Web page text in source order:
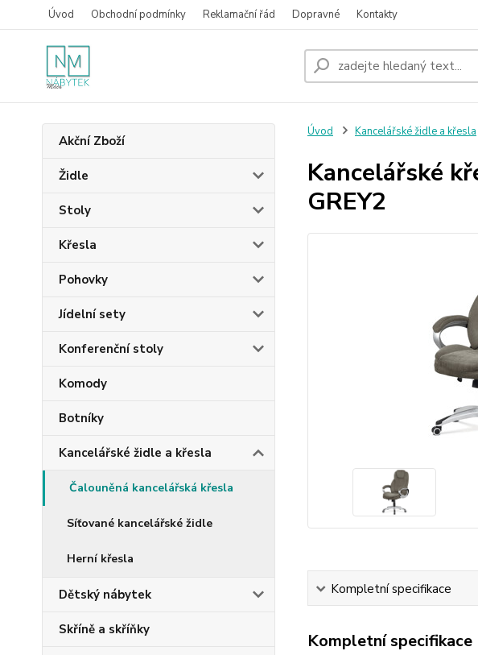
Úvod Obchodní podmínky Reklamační řád Dopravné Kontakty
Akční Zboží
Židle
Stoly
Křesla
Pohovky
Jídelní sety
Konferenční stoly
Komody
Botníky
Kancelářské židle a křesla
Čalouněná kancelářská křesla
Síťované kancelářské židle
Herní křesla
Dětský nábytek
Skříně a skříňky
Úvod Kancelářské židle a křesla
Kancelářské
GREY2
Kompletní specifikace
Kompletní specifikace